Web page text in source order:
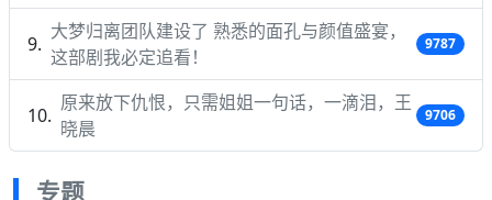
大梦归离团队建设了 熟悉的面孔与颜值盛宴，
这部剧我必定追看！
9787
原来放下仇恨，只需姐姐一句话，一滴泪，王
晓晨
9706
专题